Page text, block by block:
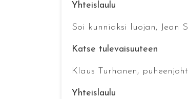
Yhteislaulu
Soi kunniaksi luojan, Jean
Katse tulevaisuuteen
Klaus Turhanen,
Yhteislaulu